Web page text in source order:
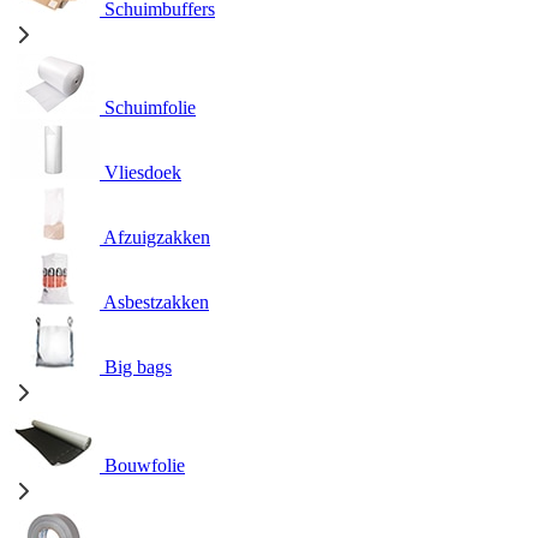
Schuimbuffers
Schuimfolie
Vliesdoek
Afzuigzakken
Asbestzakken
Big bags
Bouwfolie